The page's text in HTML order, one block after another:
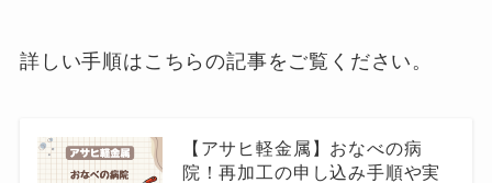
詳しい手順はこちらの記事をご覧ください。
【アサヒ軽金属】おなべの病
院！再加工の申し込み手順や実